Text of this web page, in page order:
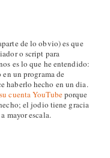
de lo obvio) es que
o script para
es lo que he entendido:
un programa de
haberlo hecho en un dia.
su cuenta YouTubeporque
el jodio tiene gracia
mayor escala.